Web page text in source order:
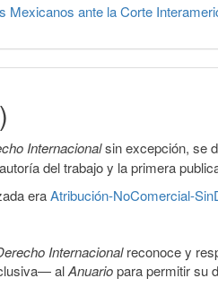
Mexicanos ante la Corte
Internacionalsin excepción, se
del trabajo y la primera
eraAtribución-NoComercial-
Internacionalreconoce y
alAnuariopara permitir su